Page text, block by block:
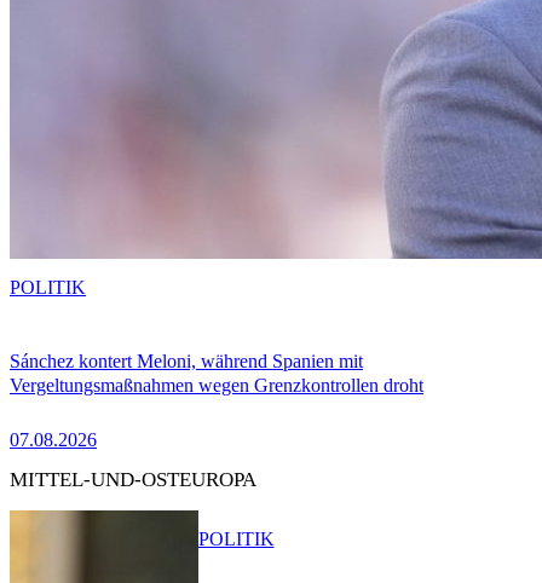
Sánchez kontert Meloni, während Spanien mit
Vergeltungsmaßnahmen wegen Grenzkontrollen droht
07.08.2026
POLITIK
MITTEL-UND-OSTEUROPA
POLITIK